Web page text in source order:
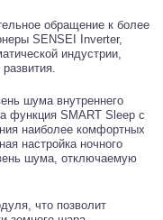
обращение к более
SENSEI Inverter,
индустрии,
шума внутреннего
функция SMART Sleep с
наиболее комфортных
настройка ночного
шума, отключаемую
что позволит